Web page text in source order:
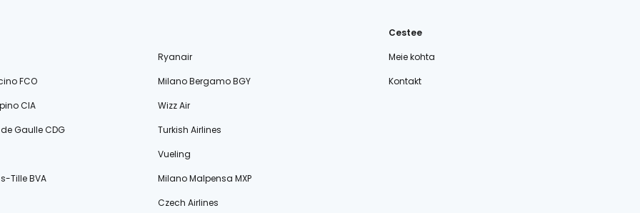
Ryanair
FCO
Milano Bergamo BGY
CIA
Wizz Air
Gaulle CDG
Turkish Airlines
Vueling
Tille BVA
Milano Malpensa MXP
Czech Airlines
Cestee
Meie kohta
Kontakt